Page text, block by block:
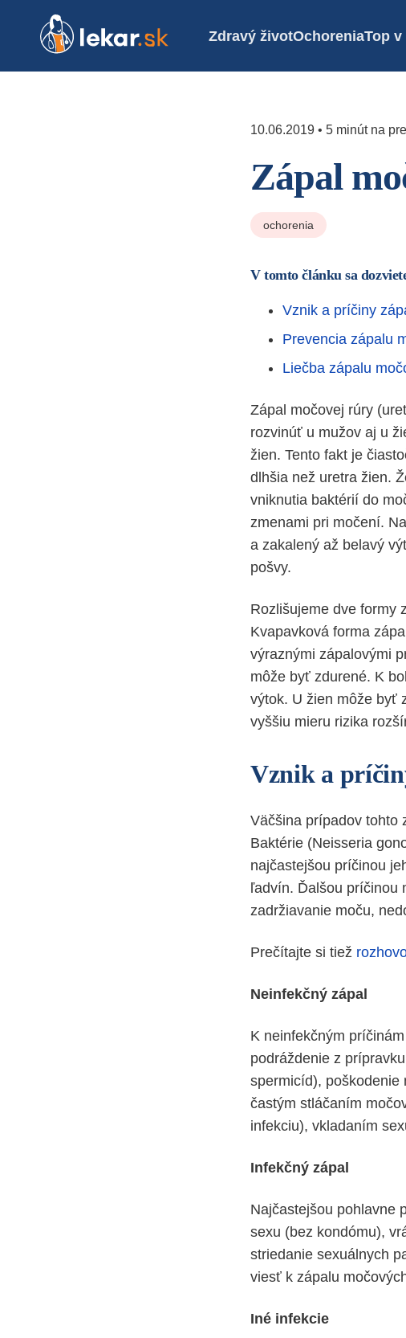
Zdravý životOchoreniaTop
10.06.2019 • 5 minút na
Zápal
ochorenia
V tomto článku sa
Vznik a príčiny
Prevencia zápalu
Liečba zápalu
Zápal močovej rúry
rozvinúť u mužov aj u
žien. Tento fakt je
dlhšia než uretra žien.
vniknutia baktérií do
zmenami pri močení.
a zakalený až belavý
pošvy.
Rozlišujeme dve formy
Kvapavková forma
výraznými zápalovými
môže byť zdurené. K
výtok. U žien môže byť
vyššiu mieru rizika
Vznik a
Väčšina prípadov tohto
Baktérie (Neisseria
najčastejšou príčinou
ľadvín. Ďalšou príčinou
zadržiavanie moču,
Prečítajte si tiež
Neinfekčný zápal
K neinfekčným
podráždenie z
spermicíd), poškodenie
častým stláčaním
infekciu), vkladaním
Infekčný zápal
Najčastejšou pohlavne
sexu (bez kondómu),
striedanie sexuálnych
viesť k zápalu
Iné infekcie